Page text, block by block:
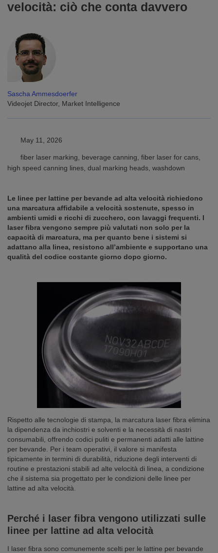
velocità: ciò che conta davvero
Sascha Ammesdoerfer
Videojet Director, Market Intelligence
May 11, 2026
fiber laser marking, beverage canning, fiber laser for cans,
high speed canning lines, dual marking heads, washdown
Le linee per lattine per bevande ad alta velocità richiedono
una marcatura affidabile a velocità sostenute, spesso in
ambienti umidi e ricchi di zucchero, con lavaggi frequenti. I
laser fibra vengono sempre più valutati non solo per la
capacità di marcatura, ma per quanto bene i sistemi si
adattano alla linea, resistono all’ambiente e supportano una
qualità del codice costante giorno dopo giorno.
Rispetto alle tecnologie di stampa, la marcatura laser fibra elimina
la dipendenza da inchiostri e solventi e la necessità di nastri
consumabili, offrendo codici puliti e permanenti adatti alle lattine
per bevande. Per i team operativi, il valore si manifesta
tipicamente in termini di durabilità, riduzione degli interventi di
routine e prestazioni stabili ad alte velocità di linea, a condizione
che il sistema sia progettato per le condizioni delle linee per
lattine ad alta velocità.
Perché i laser fibra vengono utilizzati sulle
linee per lattine ad alta velocità
I laser fibra sono comunemente scelti per le lattine per bevande